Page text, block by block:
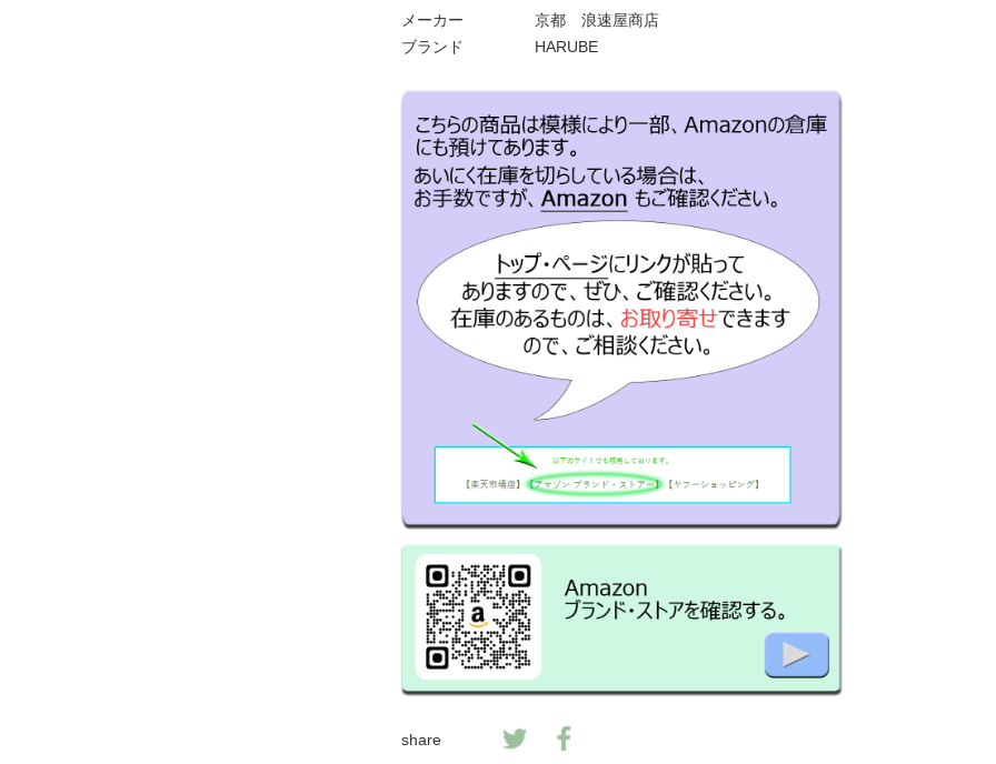
メーカー
京都 浪速屋商店
ブランド
HARUBE
share